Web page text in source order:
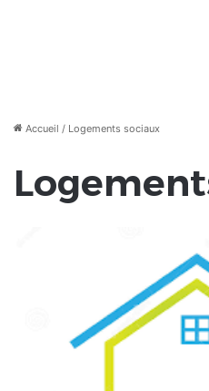
Accueil / Logements sociaux